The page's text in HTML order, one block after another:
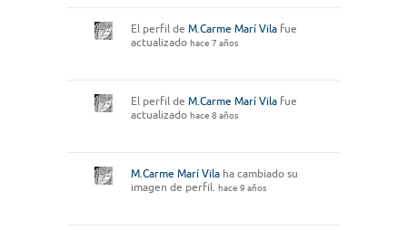
El perfil de M.Carme Marí Vila fue
actualizado hace 7 años
El perfil de M.Carme Marí Vila fue
actualizado hace 8 años
M.Carme Marí Vila ha cambiado su
imagen de perfil. hace 9 años